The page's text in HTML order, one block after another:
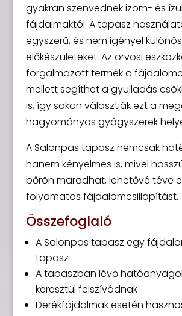
gyakran szenvednek izom- és
fájdalmaktól. A tapasz
egyszerű, és nem igényel
előkészületeket. Az orvosi
forgalmazott termék a
mellett segíthet a gyulladás
is, így sokan választják ezt a
hagyományos gyógyszerek
A Salonpas tapasz nemcsak
hanem kényelmes is, mivel
bőrön maradhat, lehetővé téve
folyamatos fájdalomcsillapítást.
Összefoglaló
A Salonpas tapasz egy
tapasz
A tapaszban lévő
keresztül felszívódnak
Derékfájdalmak esetén